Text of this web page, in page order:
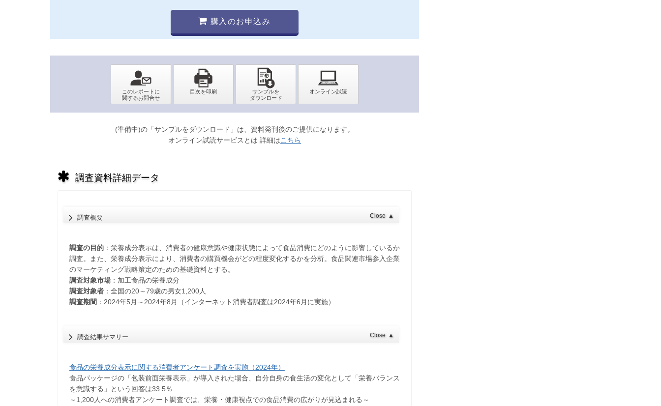
購入のお申込み
(準備中)の「サンプルをダウンロード」は、資料発刊後のご提供になります。
オンライン試読サービスとは 詳細はこちら
調査資料詳細データ
調査概要 Close ▲
調査の目的：栄養成分表示は、消費者の健康意識や健康状態によって食品消費にどのように影響しているか
調査。また、栄養成分表示により、消費者の購買機会がどの程度変化するかを分析。食品関連市場参入企業
のマーケティング戦略策定のための基礎資料とする。
調査対象市場：加工食品の栄養成分
調査対象者：全国の20～79歳の男女1,200人
調査期間 ：2024年5月～2024年8月（インターネット消費者調査は2024年6月に実施）
調査結果サマリー Close ▲
食品の栄養成分表示に関する消費者アンケート調査を実施（2024年）
食品パッケージの「包装前面栄養表示」が導入された場合、自分自身の食生活の変化として「栄養バランス
を意識する」という回答は33.5％
​～1,200人への消費者アンケート調査では、栄養・健康視点での食品消費の広がりが見込まれる～